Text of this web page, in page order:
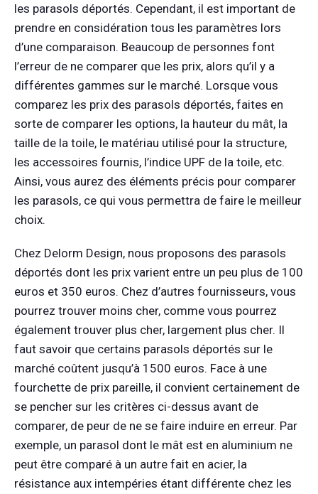
les parasols déportés. Cependant, il est important de
prendre en considération tous les paramètres lors
d’une comparaison. Beaucoup de personnes font
l’erreur de ne comparer que les prix, alors qu’il y a
différentes gammes sur le marché. Lorsque vous
comparez les prix des parasols déportés, faites en
sorte de comparer les options, la hauteur du mât, la
taille de la toile, le matériau utilisé pour la structure,
les accessoires fournis, l’indice UPF de la toile, etc.
Ainsi, vous aurez des éléments précis pour comparer
les parasols, ce qui vous permettra de faire le meilleur
choix.
Chez Delorm Design, nous proposons des parasols
déportés dont les prix varient entre un peu plus de 100
euros et 350 euros. Chez d’autres fournisseurs, vous
pourrez trouver moins cher, comme vous pourrez
également trouver plus cher, largement plus cher. Il
faut savoir que certains parasols déportés sur le
marché coûtent jusqu’à 1500 euros. Face à une
fourchette de prix pareille, il convient certainement de
se pencher sur les critères ci-dessus avant de
comparer, de peur de ne se faire induire en erreur. Par
exemple, un parasol dont le mât est en aluminium ne
peut être comparé à un autre fait en acier, la
résistance aux intempéries étant différente chez les